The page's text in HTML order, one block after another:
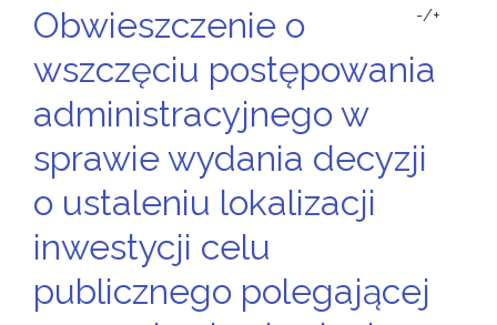
Obwieszczenie o
wszczęciu postępowania
administracyjnego w
sprawie wydania decyzji
o ustaleniu lokalizacji
inwestycji celu
publicznego polegającej
-/+